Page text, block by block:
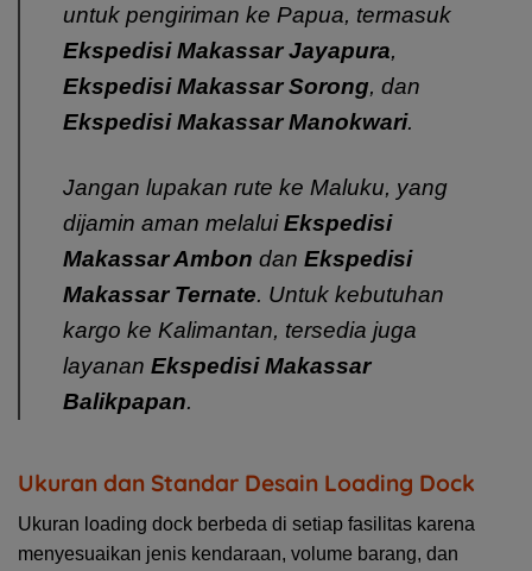
untuk pengiriman ke Papua, termasuk
Ekspedisi Makassar Jayapura,
Ekspedisi Makassar Sorong, dan
Ekspedisi Makassar Manokwari.
Jangan lupakan rute ke Maluku, yang
dijamin aman melaluiEkspedisi
Makassar Ambon dan Ekspedisi
Makassar Ternate. Untuk kebutuhan
kargo ke Kalimantan, tersedia juga
layanan Ekspedisi Makassar
Balikpapan.
Ukuran dan Standar Desain Loading Dock
Ukuran loading dock berbeda di setiap fasilitas karena
menyesuaikan jenis kendaraan, volume barang, dan